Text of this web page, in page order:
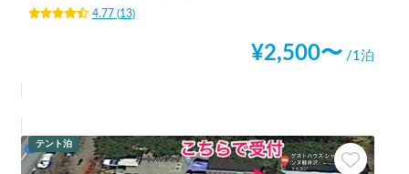
4.77 (13)
¥2,500〜 /1泊
テント泊